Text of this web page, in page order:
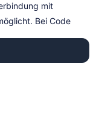
mit
Bei Code